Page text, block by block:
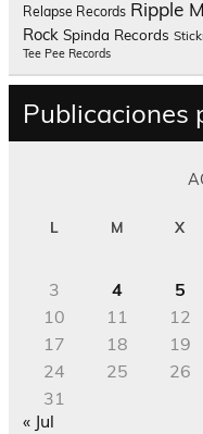
Relapse Records Ripple
Rock Spinda Records
Tee Pee Records
Publicaciones
L M X
3
4 5
10
11 12
17
18 19
24
25 26
31
« Jul